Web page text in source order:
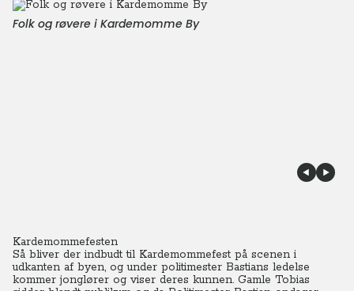
Folk og røvere i Kardemomme By
Kardemommefesten
Så bliver der indbudt til Kardemommefest på scenen i
udkanten af byen, og under politimester Bastians ledelse
kommer jonglører og viser deres kunnen. Gamle Tobias